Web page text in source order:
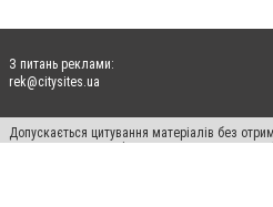
З питань реклами:
rek@citysites.ua
Допускається цитування матеріалів без
пошукових систем гіперпосилання на